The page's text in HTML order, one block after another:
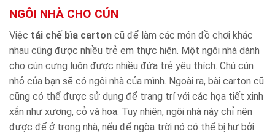
NGÔI NHÀ CHO CÚN
Việc tái chế bìa carton cũ để làm các món đồ chơi khác
nhau cũng được nhiều trẻ em thực hiện. Một ngôi nhà dành
cho cún cưng luôn được nhiều đứa trẻ yêu thích. Chú cún
nhỏ của bạn sẽ có ngôi nhà của mình. Ngoài ra, bài carton cũ
cũng có thể được sử dụng để trang trí với các họa tiết xinh
xắn như xương, cỏ và hoa. Tuy nhiên, ngôi nhà này chỉ nên
được để ở trong nhà, nếu để ngòa trời nó có thể bị hư bởi